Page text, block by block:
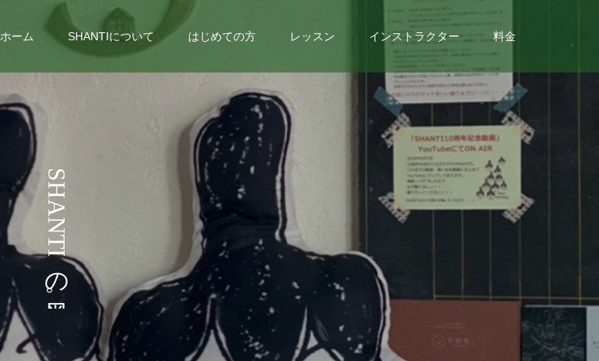
ホーム SHANTIについて はじめての方 レッスン インストラクター 料金
S
H
A
N
T
I
の
。
う
こ